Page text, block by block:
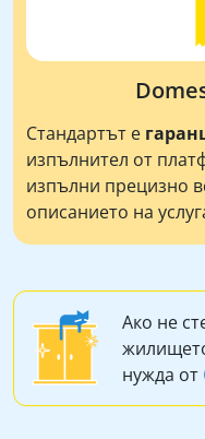
Стандартът е
изпълнител от
изпълни прецизно
описанието на
Ако не
нужда от